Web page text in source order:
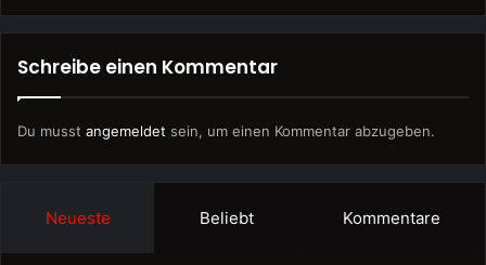
Schreibe einen Kommentar
Du musst angemeldet sein, um einen Kommentar abzugeben.
Neueste Beliebt Kommentare